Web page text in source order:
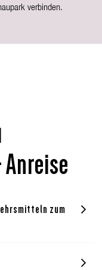
verbinden.
zum